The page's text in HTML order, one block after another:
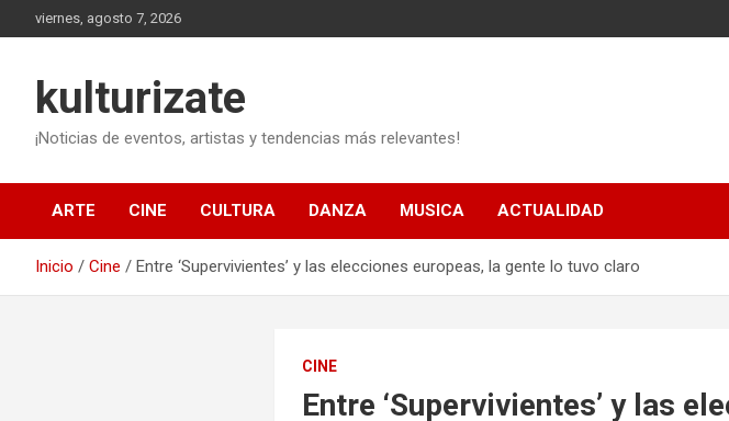
al
viernes, agosto 7, 2026
kulturizate
¡Noticias de eventos, artistas y tendencias más relevantes!
ARTE CINE CULTURA DANZA MUSICA ACTUALIDAD
Inicio Cine Entre ‘Supervivientes’ y las elecciones europeas, la gente lo tuvo claro
CINE
Entre ‘Supervivientes’ y las